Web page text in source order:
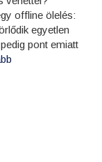
offline ölelés:
egyetlen
pont emiatt